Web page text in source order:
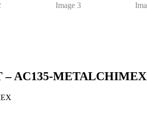
– AC135-METALCHIMEX